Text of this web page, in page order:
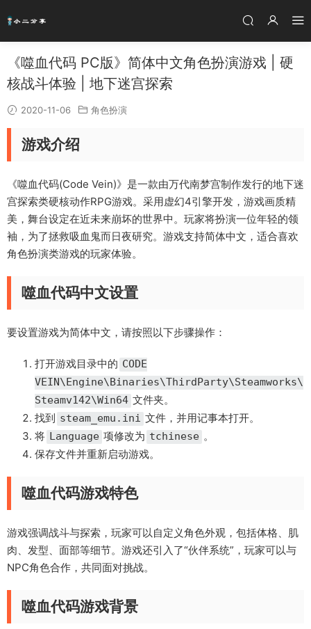
《噬血代码 PC版》简体中文角色扮演游戏 | 硬
核战斗体验 | 地下迷宫探索
2020-11-06 角色扮演
游戏介绍
《噬血代码(Code Vein)》是一款由万代南梦宫制作发行的地下迷
宫探索类硬核动作RPG游戏。采用虚幻4引擎开发，游戏画质精
美，舞台设定在近未来崩坏的世界中。玩家将扮演一位年轻的领
袖，为了拯救吸血鬼而日夜研究。游戏支持简体中文，适合喜欢
角色扮演类游戏的玩家体验。
噬血代码中文设置
要设置游戏为简体中文，请按照以下步骤操作：
打开游戏目录中的 CODE
VEIN\Engine\Binaries\ThirdParty\Steamworks\
Steamv142\Win64 文件夹。
找到 steam_emu.ini 文件，并用记事本打开。
将 Language 项修改为 tchinese 。
保存文件并重新启动游戏。
噬血代码游戏特色
游戏强调战斗与探索，玩家可以自定义角色外观，包括体格、肌
肉、发型、面部等细节。游戏还引入了“伙伴系统”，玩家可以与
NPC角色合作，共同面对挑战。
噬血代码游戏背景